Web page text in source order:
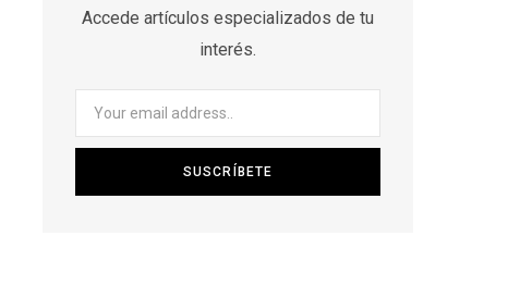
Accede artículos especializados de tu
interés.